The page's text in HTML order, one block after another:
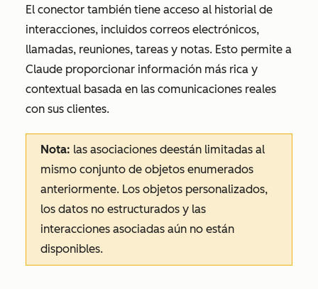
El conector también tiene acceso al historial de
interacciones, incluidos correos electrónicos,
llamadas, reuniones, tareas y notas. Esto permite a
Claude proporcionar información más rica y
contextual basada en las comunicaciones reales
con sus clientes.
Nota: las asociaciones deestán limitadas al
mismo conjunto de objetos enumerados
anteriormente. Los objetos personalizados,
los datos no estructurados y las
interacciones asociadas aún no están
disponibles.